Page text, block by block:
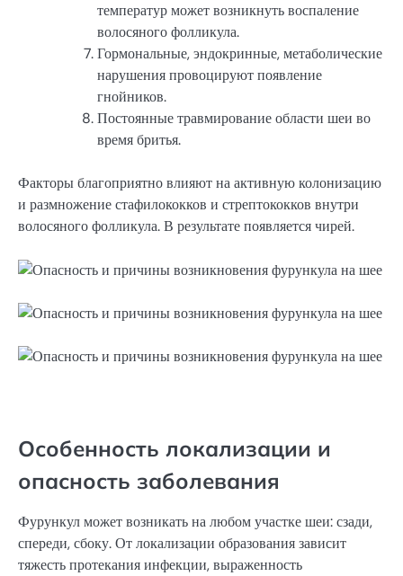
температур может возникнуть воспаление
волосяного фолликула.
Гормональные, эндокринные, метаболические
нарушения провоцируют появление
гнойников.
Постоянные травмирование области шеи во
время бритья.
Факторы благоприятно влияют на активную колонизацию
и размножение стафилококков и стрептококков внутри
волосяного фолликула. В результате появляется чирей.
Особенность локализации и
опасность заболевания
Фурункул может возникать на любом участке шеи: сзади,
спереди, сбоку. От локализации образования зависит
тяжесть протекания инфекции, выраженность